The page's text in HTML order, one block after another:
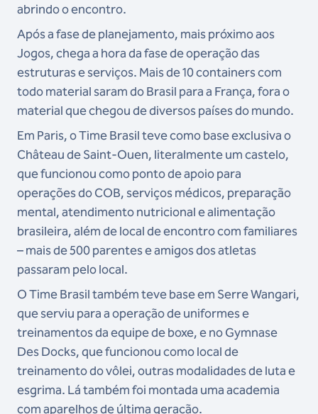
abrindo o encontro.
Após a fase de planejamento, mais próximo aos
Jogos, chega a hora da fase de operação das
estruturas e serviços. Mais de 10 containers com
todo material saram do Brasil para a França, fora o
material que chegou de diversos países do mundo.
Em Paris, o Time Brasil teve como base exclusiva o
Château de Saint-Ouen, literalmente um castelo,
que funcionou como ponto de apoio para
operações do COB, serviços médicos, preparação
mental, atendimento nutricional e alimentação
brasileira, além de local de encontro com familiares
– mais de 500 parentes e amigos dos atletas
passaram pelo local.
O Time Brasil também teve base em Serre Wangari,
que serviu para a operação de uniformes e
treinamentos da equipe de boxe, e no Gymnase
Des Docks, que funcionou como local de
treinamento do vôlei, outras modalidades de luta e
esgrima. Lá também foi montada uma academia
com aparelhos de última geração.